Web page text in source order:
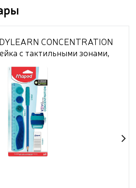
CONCENTRATION
с тактильными зонами,
насадкой
с текстурированной
в упаковке с подвесом